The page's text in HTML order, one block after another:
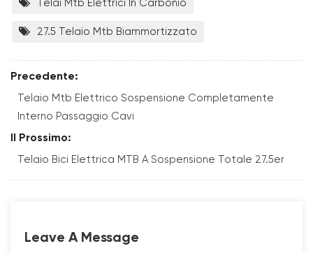
Telai Mtb Elettrici In Carbonio
27.5 Telaio Mtb Biammortizzato
Precedente:
Telaio Mtb Elettrico Sospensione Completamente
Interno Passaggio Cavi
Il Prossimo:
Telaio Bici Elettrica MTB A Sospensione Totale 27.5er
Leave A Message